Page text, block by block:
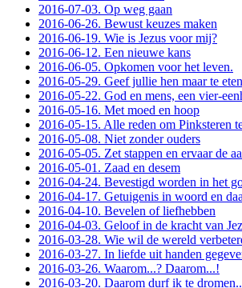
2016-07-03. Op weg gaan
2016-06-26. Bewust keuzes maken
2016-06-19. Wie is Jezus voor mij?
2016-06-12. Een nieuwe kans
2016-06-05. Opkomen voor het leven.
2016-05-29. Geef jullie hen maar te
2016-05-22. God en mens, een vier-
2016-05-16. Met moed en hoop
2016-05-15. Alle reden om Pinksteren
2016-05-08. Niet zonder ouders
2016-05-05. Zet stappen en ervaar de
2016-05-01. Zaad en desem
2016-04-24. Bevestigd worden in het
2016-04-17. Getuigenis in woord en
2016-04-10. Bevelen of liefhebben
2016-04-03. Geloof in de kracht van
2016-03-28. Wie wil de wereld
2016-03-27. In liefde uit handen
2016-03-26. Waarom...? Daarom...!
2016-03-20. Daarom durf ik te